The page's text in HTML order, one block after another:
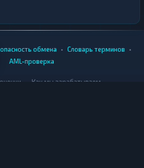
обмена • Словарь терминов •
AML-проверка
Как мы зарабатываем